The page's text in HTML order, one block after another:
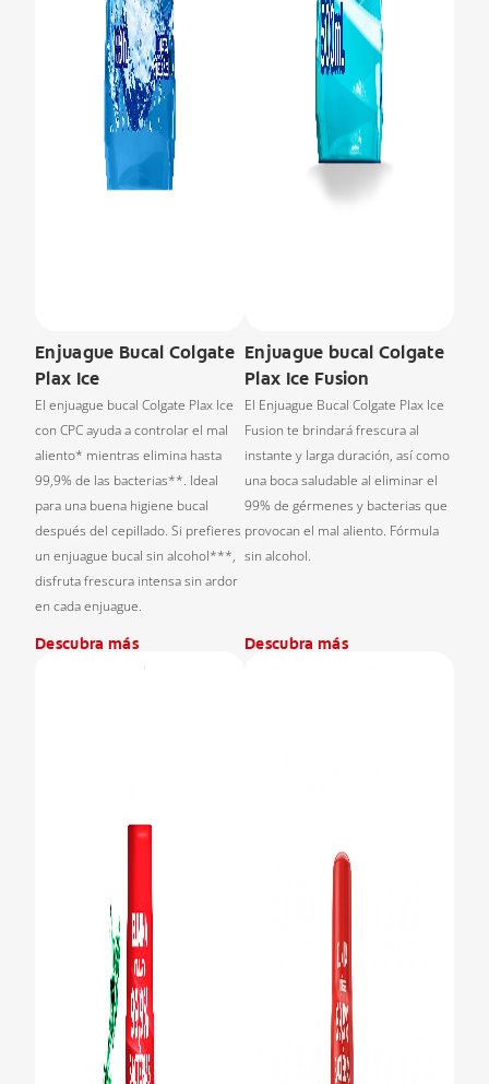
Enjuague Bucal Colgate
Plax Ice
El enjuague bucal Colgate Plax Ice
con CPC ayuda a controlar el mal
aliento* mientras elimina hasta
99,9% de las bacterias**. Ideal
para una buena higiene bucal
después del cepillado. Si prefieres
un enjuague bucal sin alcohol***,
disfruta frescura intensa sin ardor
en cada enjuague.
Descubra más
Enjuague bucal Colgate
Plax Ice Fusion
El Enjuague Bucal Colgate Plax Ice
Fusion te brindará frescura al
instante y larga duración, así como
una boca saludable al eliminar el
99% de gérmenes y bacterias que
provocan el mal aliento. Fórmula
sin alcohol.
Descubra más